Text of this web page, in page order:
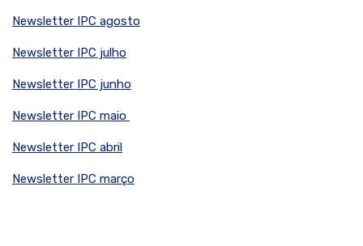
Newsletter IPC agosto
Newsletter IPC julho
Newsletter IPC junho
Newsletter IPC maio
Newsletter IPC abril
Newsletter IPC março